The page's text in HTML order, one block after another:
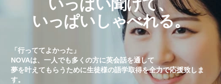
いっぱい聞けて、
いっぱいしゃべれる。
「行っててよかった」
NOVAは、一人でも多くの方に英会話を通して
夢を叶えてもらうために生徒様の語学取得を全力で応援致しま
す。